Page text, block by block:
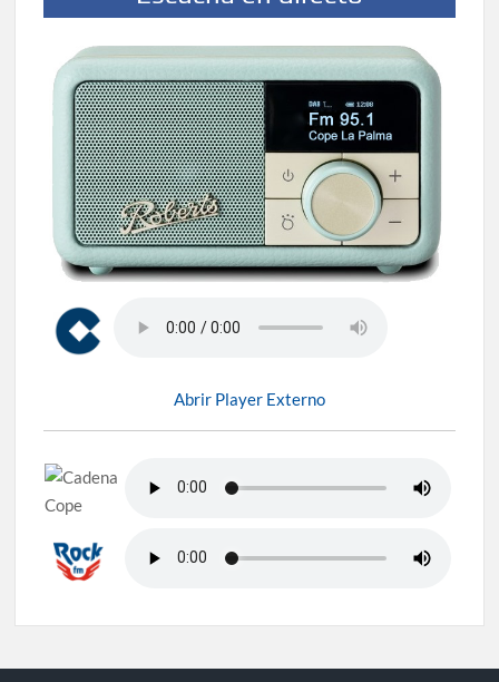
Abrir Player Externo